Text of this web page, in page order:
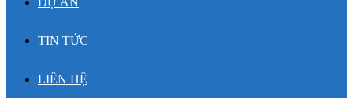
TIN TỨC
LIÊN HỆ